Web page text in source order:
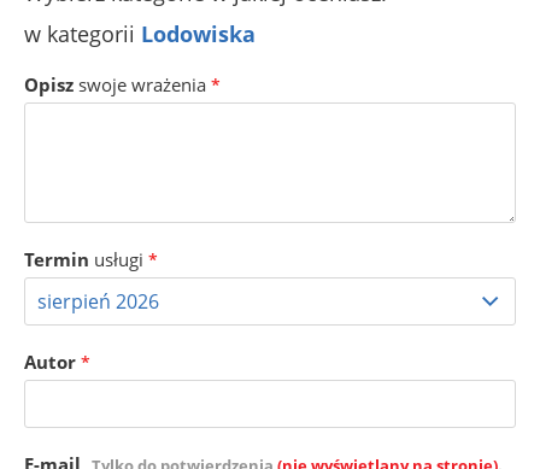
w kategorii Lodowiska
Opisz swoje wrażenia *
Termin usługi *
Autor *
E-mail